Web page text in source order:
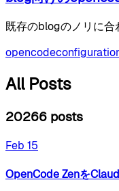
既存のblogのノリに
opencode
All Posts
20266 posts
Feb 15
OpenCode Zenを